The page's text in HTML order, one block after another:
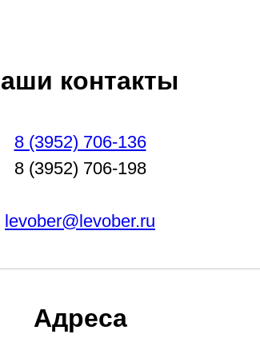
контакты
8 (3952) 706-136
8 (3952) 706-198
levober@levober.ru
Адреса